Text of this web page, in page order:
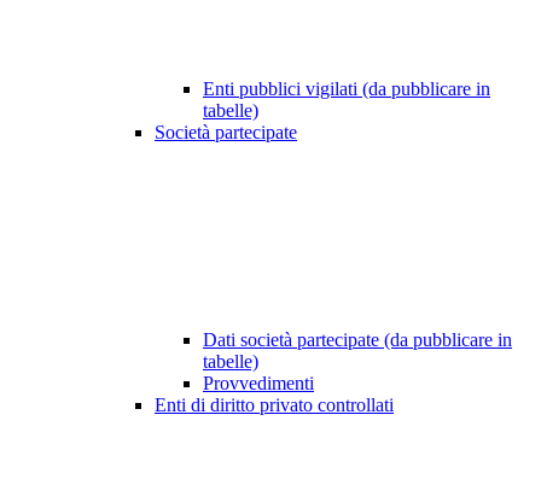
Enti pubblici vigilati (da pubblicare in
tabelle)
Società partecipate
Dati società partecipate (da pubblicare in
tabelle)
Provvedimenti
Enti di diritto privato controllati